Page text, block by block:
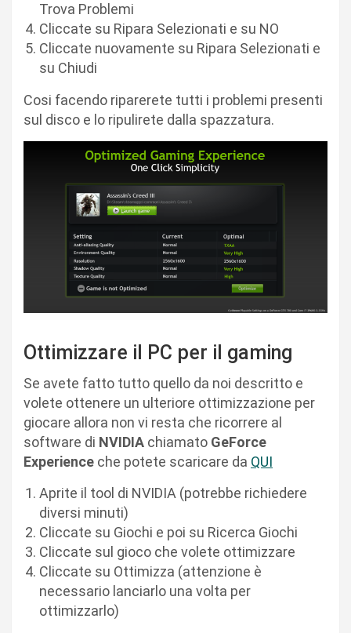
Trova Problemi
Cliccate su Ripara Selezionati e su NO
Cliccate nuovamente su Ripara Selezionati e
su Chiudi
Cosi facendo riparerete tutti i problemi presenti
sul disco e lo ripulirete dalla spazzatura.
Ottimizzare il PC per il gaming
Se avete fatto tutto quello da noi descritto e
volete ottenere un ulteriore ottimizzazione per
giocare allora non vi resta che ricorrere al
software di NVIDIA chiamato GeForce
Experience che potete scaricare da QUI
Aprite il tool di NVIDIA (potrebbe richiedere
diversi minuti)
Cliccate su Giochi e poi su Ricerca Giochi
Cliccate sul gioco che volete ottimizzare
Cliccate su Ottimizza (attenzione è
necessario lanciarlo una volta per
ottimizzarlo)